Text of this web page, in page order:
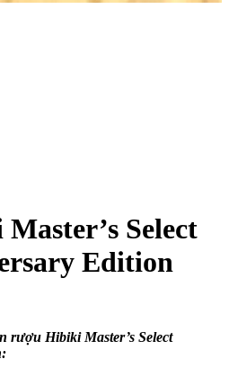
Select
Edition
rượu Hibiki Master’s Select